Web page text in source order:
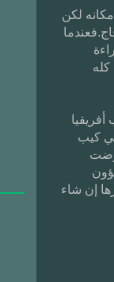
لكن
كله
كيب
إن شاء